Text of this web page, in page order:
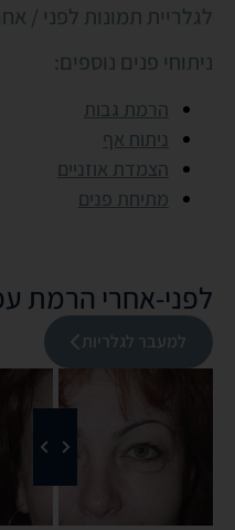
לגלריית תמונות לפני /
ניתוחי פנים נוספים:
הרמת גבות
ניתוח אף
הצמדת אוזניים
מתיחת פנים
לפני-אחרי הרמת
למעבר לגלריות